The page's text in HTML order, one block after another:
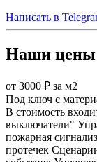
Написать в
Наши цены
от 3000 ₽ за м2
Под ключ с
В стоимость
выключатели"
пожарная
протечек